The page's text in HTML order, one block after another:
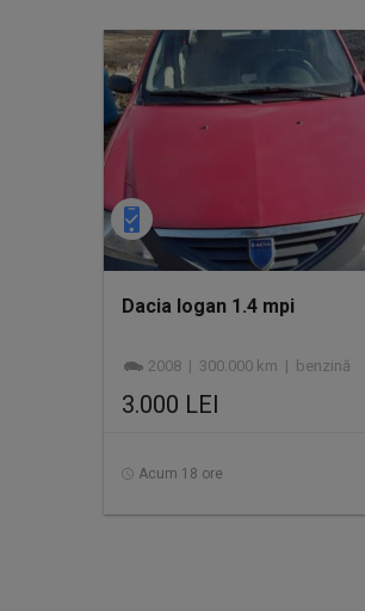
Dacia logan 1.4 mpi
2008 | 300.000 km | benzină
3.000 LEI
Acum 18 ore